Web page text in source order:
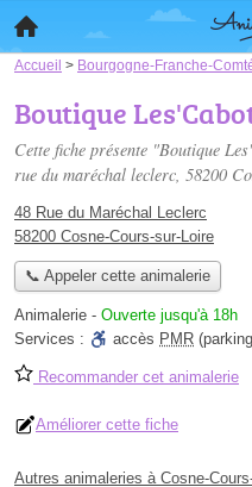
Accueil > Bourgogne-Franche-
Boutique
Cette fiche présente "Boutique
rue du maréchal leclerc, 58200
48 Rue du Maréchal Leclerc
58200 Cosne-Cours-sur-Loire
📞 Appeler cette animalerie
Animalerie - Ouverte jusqu'à 18h
Services :
accès PMR
Recommander cet animalerie
Améliorer cette fiche
Autres animaleries à Cosne-